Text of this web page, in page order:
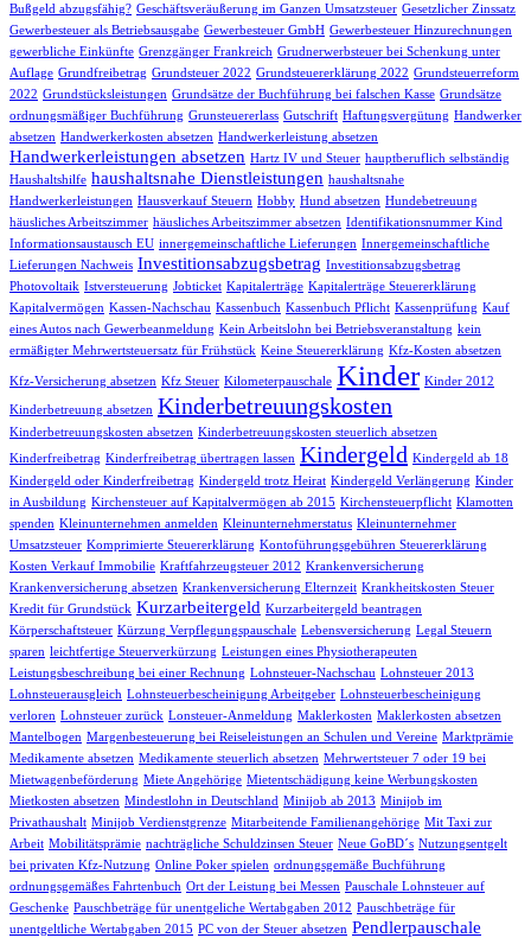
Bußgeld abzugsfähig? Geschäftsveräußerung im Ganzen Umsatzsteuer Gesetzlicher Zinssatz
Gewerbesteuer als Betriebsausgabe Gewerbesteuer GmbH Gewerbesteuer Hinzurechnungen
gewerbliche Einkünfte Grenzgänger Frankreich Grudnerwerbsteuer bei Schenkung unter
Auflage Grundfreibetrag Grundsteuer 2022 Grundsteuererklärung 2022 Grundsteuerreform
2022 Grundstücksleistungen Grundsätze der Buchführung bei falschen Kasse Grundsätze
ordnungsmäßiger Buchführung Grunsteuererlass Gutschrift Haftungsvergütung Handwerker
absetzen Handwerkerkosten absetzen Handwerkerleistung absetzen
Handwerkerleistungen absetzen Hartz IV und Steuer hauptberuflich selbständig
Haushaltshilfe haushaltsnahe Dienstleistungen haushaltsnahe
Handwerkerleistungen Hausverkauf Steuern Hobby Hund absetzen Hundebetreuung
häusliches Arbeitszimmer häusliches Arbeitszimmer absetzen Identifikationsnummer Kind
Informationsaustausch EU innergemeinschaftliche Lieferungen Innergemeinschaftliche
Lieferungen Nachweis Investitionsabzugsbetrag Investitionsabzugsbetrag
Photovoltaik Istversteuerung Jobticket Kapitalerträge Kapitalerträge Steuererklärung
Kapitalvermögen Kassen-Nachschau Kassenbuch Kassenbuch Pflicht Kassenprüfung Kauf
eines Autos nach Gewerbeanmeldung Kein Arbeitslohn bei Betriebsveranstaltung kein
ermäßigter Mehrwertsteuersatz für Frühstück Keine Steuererklärung Kfz-Kosten absetzen
Kfz-Versicherung absetzen Kfz Steuer Kilometerpauschale Kinder Kinder 2012
Kinderbetreuung absetzen Kinderbetreuungskosten
Kinderbetreuungskosten absetzen Kinderbetreuungskosten steuerlich absetzen
Kinderfreibetrag Kinderfreibetrag übertragen lassen Kindergeld Kindergeld ab 18
Kindergeld oder Kinderfreibetrag Kindergeld trotz Heirat Kindergeld Verlängerung Kinder
in Ausbildung Kirchensteuer auf Kapitalvermögen ab 2015 Kirchensteuerpflicht Klamotten
spenden Kleinunternehmen anmelden Kleinunternehmerstatus Kleinunternehmer
Umsatzsteuer Komprimierte Steuererklärung Kontoführungsgebühren Steuererklärung
Kosten Verkauf Immobilie Kraftfahrzeugsteuer 2012 Krankenversicherung
Krankenversicherung absetzen Krankenversicherung Elternzeit Krankheitskosten Steuer
Kredit für Grundstück Kurzarbeitergeld Kurzarbeitergeld beantragen
Körperschaftsteuer Kürzung Verpflegungspauschale Lebensversicherung Legal Steuern
sparen leichtfertige Steuerverkürzung Leistungen eines Physiotherapeuten
Leistungsbeschreibung bei einer Rechnung Lohnsteuer-Nachschau Lohnsteuer 2013
Lohnsteuerausgleich Lohnsteuerbescheinigung Arbeitgeber Lohnsteuerbescheinigung
verloren Lohnsteuer zurück Lonsteuer-Anmeldung Maklerkosten Maklerkosten absetzen
Mantelbogen Margenbesteuerung bei Reiseleistungen an Schulen und Vereine Marktprämie
Medikamente absetzen Medikamente steuerlich absetzen Mehrwertsteuer 7 oder 19 bei
Mietwagenbeförderung Miete Angehörige Mietentschädigung keine Werbungskosten
Mietkosten absetzen Mindestlohn in Deutschland Minijob ab 2013 Minijob im
Privathaushalt Minijob Verdienstgrenze Mitarbeitende Familienangehörige Mit Taxi zur
Arbeit Mobilitätsprämie nachträgliche Schuldzinsen Steuer Neue GoBD´s Nutzungsentgelt
bei privaten Kfz-Nutzung Online Poker spielen ordnungsgemäße Buchführung
ordnungsgemäßes Fahrtenbuch Ort der Leistung bei Messen Pauschale Lohnsteuer auf
Geschenke Pauschbeträge für unentgeliche Wertabgaben 2012 Pauschbeträge für
unentgeltliche Wertabgaben 2015 PC von der Steuer absetzen Pendlerpauschale